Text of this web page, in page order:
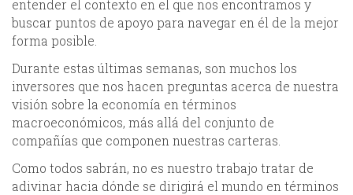
entender el contexto en el que nos encontramos y
buscar puntos de apoyo para navegar en él de la mejor
forma posible.
Durante estas últimas semanas, son muchos los
inversores que nos hacen preguntas acerca de nuestra
visión sobre la economía en términos
macroeconómicos, más allá del conjunto de
compañías que componen nuestras carteras.
Como todos sabrán, no es nuestro trabajo tratar de
adivinar hacia dónde se dirigirá el mundo en términos